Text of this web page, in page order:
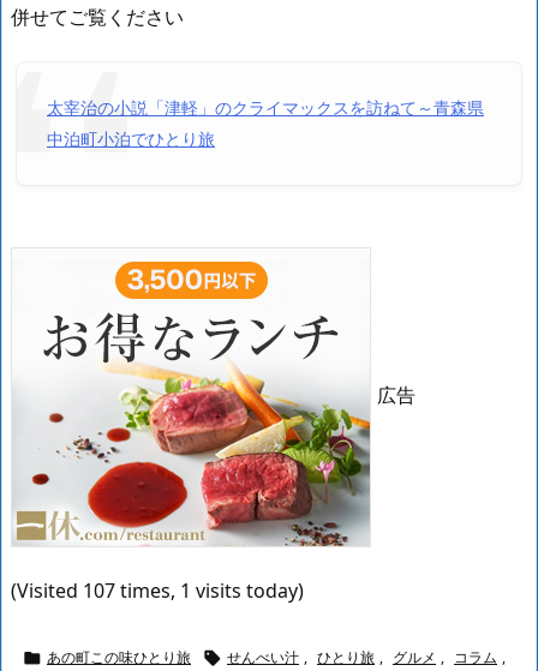
併せてご覧ください
太宰治の小説「津軽」のクライマックスを訪ねて～青森県
中泊町小泊でひとり旅
広告
(Visited 107 times, 1 visits today)
 あの町この味ひとり旅  せんべい汁 , ひとり旅 , グルメ , コラム ,